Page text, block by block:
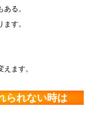
る。
す。
ます。
られない時は